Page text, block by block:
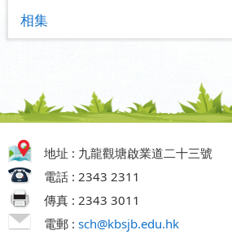
相集
地址 : 九龍觀塘啟業道二十三號
電話 : 2343 2311
傳真 : 2343 3011
電郵 : sch@kbsjb.edu.hk